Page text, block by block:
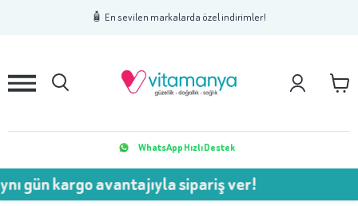
🧴 En sevilen markalarda özel indirimler!
2 3
WhatsApp Hızlı Destek
gün kargo avantajıyla sipariş ver!